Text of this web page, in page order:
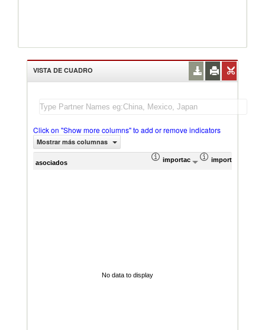
VISTA DE CUADRO
Click on "Show more columns" to add or remove indicators
Mostrar más columnas
asociados importación Valor del comercio
importación
No data to display